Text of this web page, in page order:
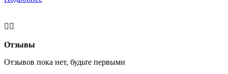
Отзывы
Отзывов пока нет, будьте первыми